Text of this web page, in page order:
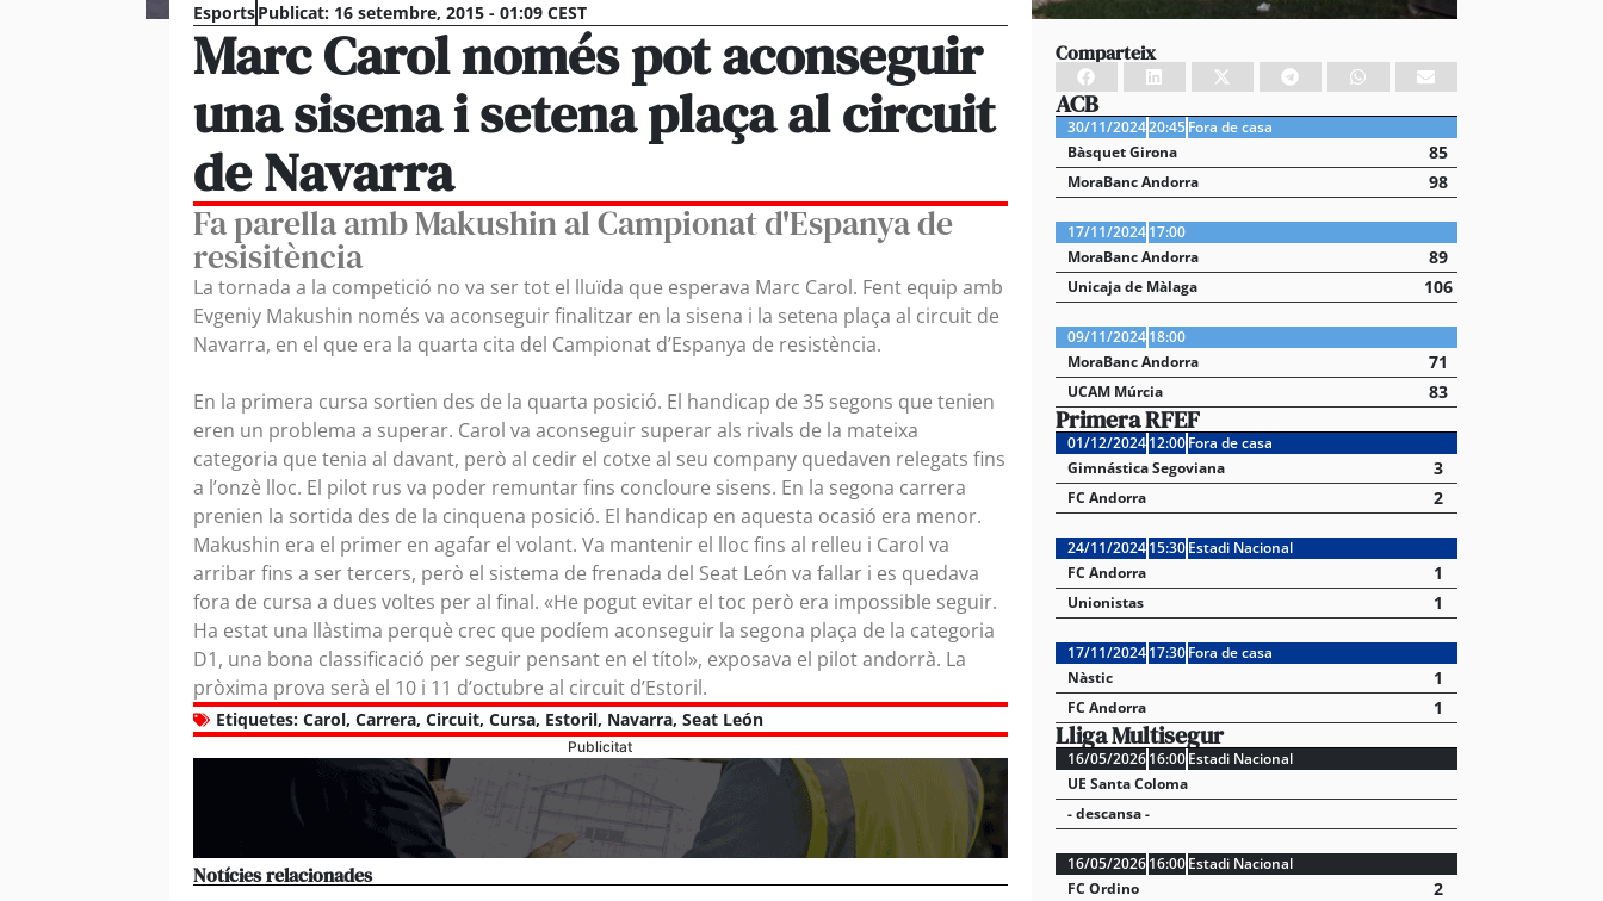
EsportsPublicat: 16 setembre, 2015 - 01:09 CEST
Marc Carol només pot aconseguir
una sisena i setena plaça al circuit
de Navarra
Fa parella amb Makushin al Campionat d'Espanya de
resisitència
La tornada a la competició no va ser tot el lluïda que esperava Marc Carol. Fent equip amb
Evgeniy Makushin només va aconseguir finalitzar en la sisena i la setena plaça al circuit de
Navarra, en el que era la quarta cita del Campionat d’Espanya de resistència.
En la primera cursa sortien des de la quarta posició. El handicap de 35 segons que tenien
eren un problema a superar. Carol va aconseguir superar als rivals de la mateixa
categoria que tenia al davant, però al cedir el cotxe al seu company quedaven relegats fins
a l’onzè lloc. El pilot rus va poder remuntar fins concloure sisens. En la segona carrera
prenien la sortida des de la cinquena posició. El handicap en aquesta ocasió era menor.
Makushin era el primer en agafar el volant. Va mantenir el lloc fins al relleu i Carol va
arribar fins a ser tercers, però el sistema de frenada del Seat León va fallar i es quedava
fora de cursa a dues voltes per al final. «He pogut evitar el toc però era impossible seguir.
Ha estat una llàstima perquè crec que podíem aconseguir la segona plaça de la categoria
D1, una bona classificació per seguir pensant en el títol», exposava el pilot andorrà. La
pròxima prova serà el 10 i 11 d’octubre al circuit d’Estoril.
Etiquetes: Carol, Carrera, Circuit, Cursa, Estoril, Navarra, Seat León
Publicitat
Notícies relacionades
Comparteix
ACB
30/11/202420:45 Fora de casa
Bàsquet Girona
85
MoraBanc Andorra 98
17/11/2024 17:00
MoraBanc Andorra
89
Unicaja de Màlaga 106
09/11/2024 18:00
MoraBanc Andorra
71
UCAM Múrcia 83
Primera RFEF
01/12/2024 12:00 Fora de casa
Gimnástica Segoviana
3
FC Andorra 2
24/11/2024 15:30 Estadi Nacional
FC Andorra
1
Unionistas 1
17/11/2024 17:30 Fora de casa
Nàstic
1
FC Andorra 1
Lliga Multisegur
16/05/2026 16:00 Estadi Nacional
UE Santa Coloma
- descansa -
16/05/2026 16:00 Estadi Nacional
FC Ordino
2